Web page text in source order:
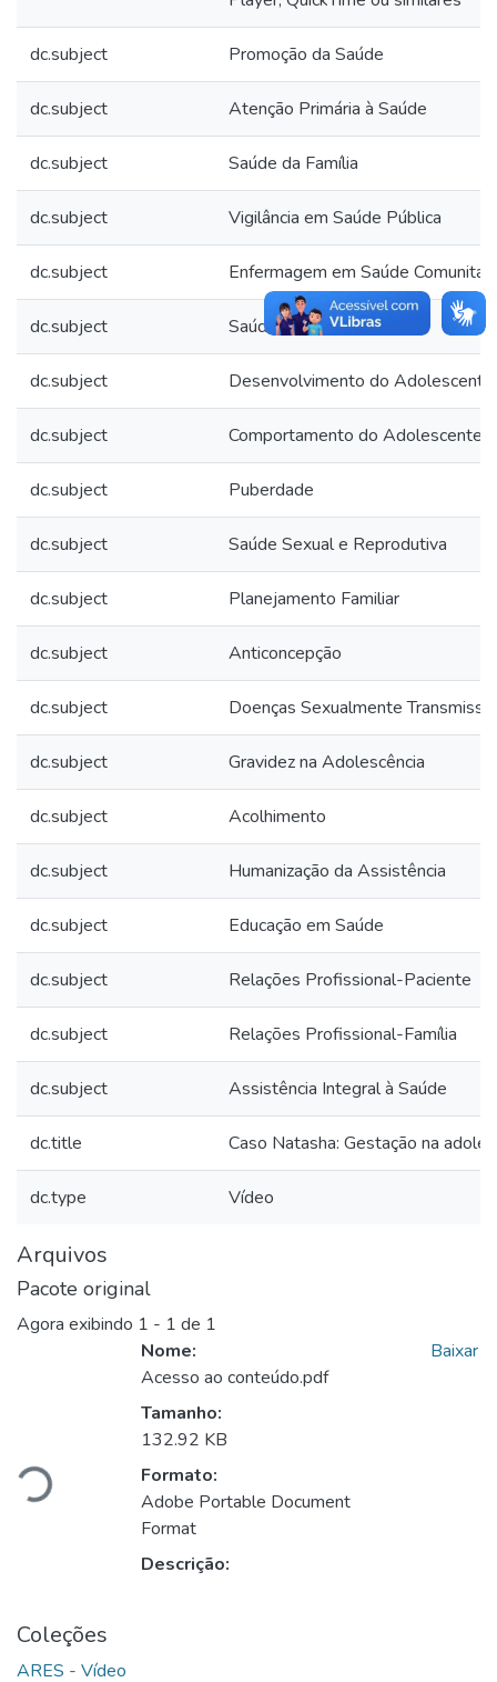
dc.subject Promoção da Saúde
dc.subject Atenção Primária à Saúde
dc.subject Saúde da Família
dc.subject Vigilância em Saúde Pública
dc.subject Enfermagem em Saúde
dc.subject Saúde do Adolescente
dc.subject Desenvolvimento do Adolescente
dc.subject Comportamento do Adolescente
dc.subject Puberdade
dc.subject Saúde Sexual e Reprodutiva
dc.subject Planejamento Familiar
dc.subject Anticoncepção
dc.subject Doenças Sexualmente
dc.subject Gravidez na Adolescência
dc.subject Acolhimento
dc.subject Humanização da Assistência
dc.subject Educação em Saúde
dc.subject Relações Profissional-Paciente
dc.subject Relações Profissional-Família
dc.subject Assistência Integral à Saúde
dc.title Caso Natasha: Gestação na
dc.type Vídeo
Arquivos
Pacote original
Agora exibindo 1 - 1 de 1
Carregando...
Nome:
Acesso ao conteúdo.pdf
Tamanho:
132.92 KB
Formato:
Adobe Portable Document
Format
Descrição:
Baixar
Coleções
ARES - Vídeo